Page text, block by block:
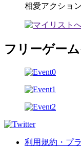
相愛アクショ
フリーゲー
利用規約・プ